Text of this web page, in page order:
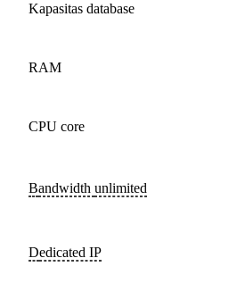
Kapasitas database
RAM
CPU core
Bandwidth unlimited
Dedicated IP